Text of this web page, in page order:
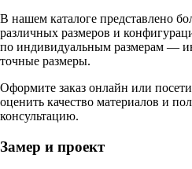
В нашем каталоге представлено
различных размеров и
по индивидуальным размерам —
точные размеры.
Оформите заказ онлайн или
оценить качество материалов и
консультацию.
Замер и проект